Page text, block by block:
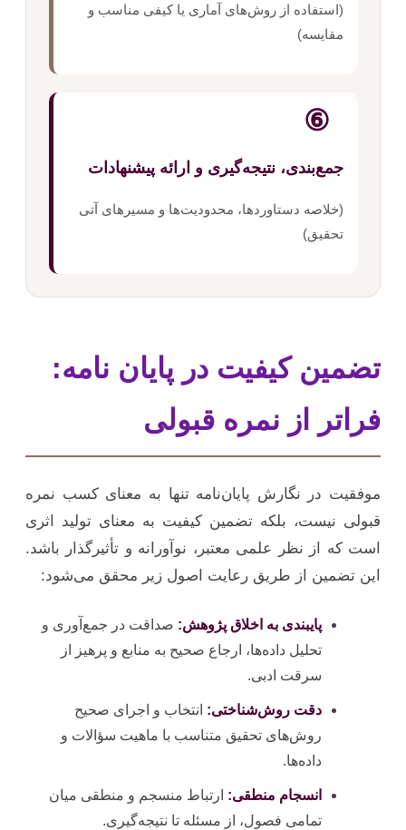
(استفاده از روش‌های آماری یا کیفی مناسب و
مقایسه)
⑥
جمع‌بندی، نتیجه‌گیری و ارائه پیشنهادات
(خلاصه دستاوردها، محدودیت‌ها و مسیرهای آتی
تحقیق)
تضمین کیفیت در پایان نامه:
فراتر از نمره قبولی
موفقیت در نگارش پایان‌نامه تنها به معنای کسب نمره
قبولی نیست، بلکه تضمین کیفیت به معنای تولید اثری
است که از نظر علمی معتبر، نوآورانه و تأثیرگذار باشد.
این تضمین از طریق رعایت اصول زیر محقق می‌شود:
پایبندی به اخلاق پژوهش: صداقت در جمع‌آوری و
تحلیل داده‌ها، ارجاع صحیح به منابع و پرهیز از
سرقت ادبی.
دقت روش‌شناختی: انتخاب و اجرای صحیح
روش‌های تحقیق متناسب با ماهیت سؤالات و
داده‌ها.
انسجام منطقی: ارتباط منسجم و منطقی میان
تمامی فصول، از مسئله تا نتیجه‌گیری.